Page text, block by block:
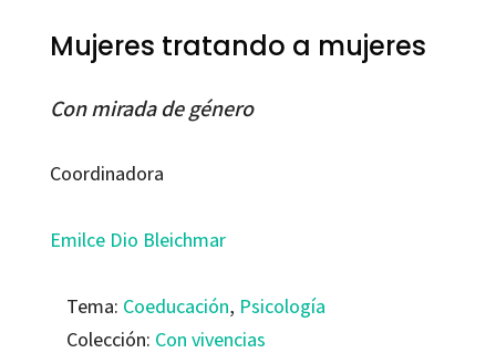
Mujeres tratando a mujeres
Con mirada de género
Coordinadora
Emilce Dio Bleichmar
Tema: Coeducación, Psicología
Colección: Con vivencias